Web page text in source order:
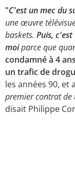
"C'est un mec du
une œuvre
baskets. Puis,
moiparce que
condamné à 4
un trafic de
les années 90, et a
premier contrat de
disait Philippe